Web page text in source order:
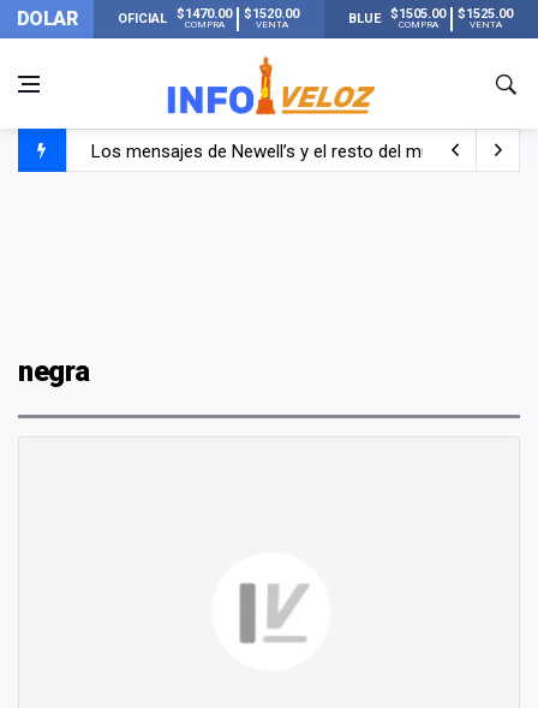
DOLAR OFICIAL $1470.00
COMPRA
$1520.00
VENTA BLUE $1505.00
COMPRA
$1525.00
VENTA
Los mensajes de Newell’s y el resto del mundo del
negra